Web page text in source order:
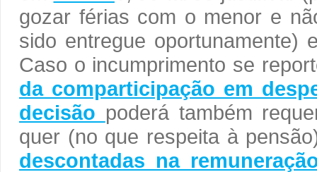
gozar férias com o menor e
sido entregue oportunamente)
Caso o incumprimento se
da comparticipação em
decisão poderá também
quer (no que respeita à
descontadas na